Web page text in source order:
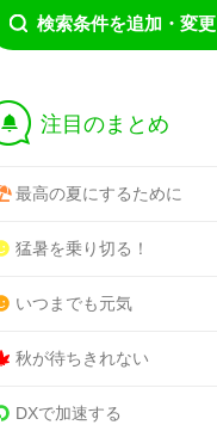
検索条件を追加・変更
† 注目のまとめ
最高の夏にするために
猛暑を乗り切る！
いつまでも元気
秋が待ちきれない
DXで加速する